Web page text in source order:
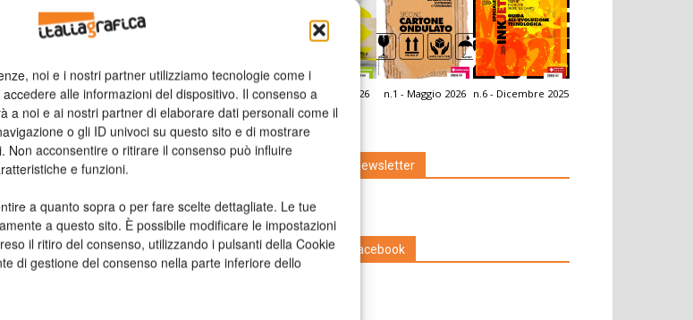
noi e i nostri partner utilizziamo tecnologie come i
alle informazioni del dispositivo. Il consenso a
a noi e ai nostri partner di elaborare dati personali come il
o gli ID univoci su questo sito e di mostrare
Non acconsentire o ritirare il consenso può influire
e funzioni.
a quanto sopra o per fare scelte dettagliate. Le tue
a questo sito. È possibile modificare le impostazioni
il ritiro del consenso, utilizzando i pulsanti della Cookie
di gestione del consenso nella parte inferiore dello
n.2 - Giugno 2026 n.1 - Maggio 2026 n.6 - Dicembre 2025
Edicola Web
Iscriviti alla newsletter
Seguici su Facebook